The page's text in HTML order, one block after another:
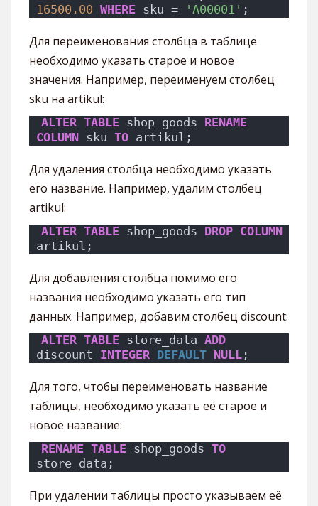
16500.00 WHERE sku = 'A00001' ;
Для переименования столбца в таблице
необходимо указать старое и новое
значения. Например, переименуем столбец
sku на artikul:
ALTER TABLE shop_goods RENAME
COLUMN sku TO artikul;
Для удаления столбца необходимо указать
его название. Например, удалим столбец
artikul:
ALTER TABLE shop_goods DROP COLUMN
artikul;
Для добавления столбца помимо его
названия необходимо указать его тип
данных. Например, добавим столбец discount:
ALTER TABLE store_data ADD
discount INTEGER DEFAULT NULL ;
Для того, чтобы переименовать название
таблицы, необходимо указать её старое и
новое название:
RENAME TABLE shop_goods TO
store_data;
При удалении таблицы просто указываем её